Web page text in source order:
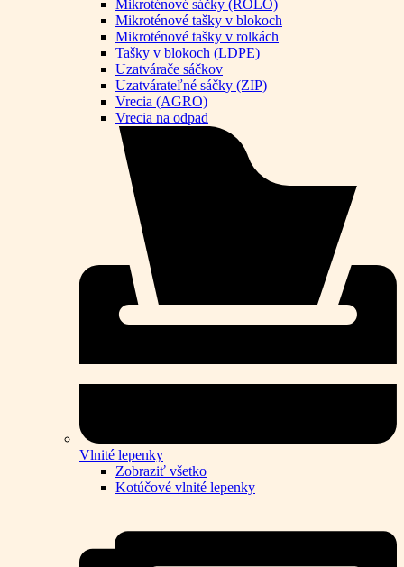
Mikroténové sáčky (ROLO)
Mikroténové tašky v blokoch
Mikroténové tašky v rolkách
Tašky v blokoch (LDPE)
Uzatvárače sáčkov
Uzatvárateľné sáčky (ZIP)
Vrecia (AGRO)
Vrecia na odpad
Vlnité lepenky
Zobraziť všetko
Kotúčové vlnité lepenky